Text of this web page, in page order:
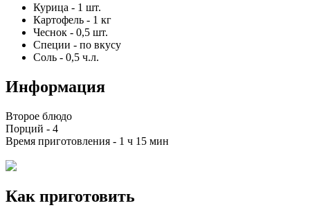
Курица - 1 шт.
Картофель - 1 кг
Чеснок - 0,5 шт.
Специи - по вкусу
Соль - 0,5 ч.л.
Информация
Второе блюдо
Порций - 4
Время приготовления - 1 ч 15 мин
Как приготовить